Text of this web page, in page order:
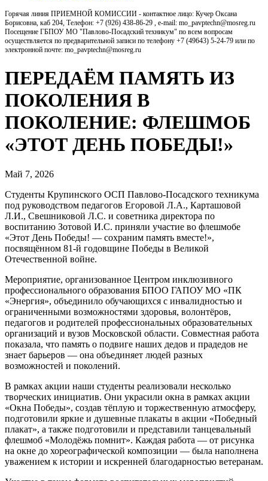
Горячая линия ПРИЕМНОЙ КОМИССИИ - контактное лицо: Кучер Оксана
Борисовна, каб 204, Телефон: +7 (926) 438-86-29 , e-mail: mo_pavptechn@mosreg.ru
Посещение ГБПОУ МО "Павлово-Посадский техникум" по всем вопросам
осуществляется по предварительной записи по телефону +7 (49643) 5-24-79 или по
электронной почте: mo_pavptechn@mosreg.ru
ПЕРЕДАЁМ ПАМЯТЬ ИЗ
ПОКОЛЕНИЯ В
ПОКОЛЕНИЕ: ФЛЕШМОБ
«ЭТОТ ДЕНЬ ПОБЕДЫ!»
Май 7, 2026
Студенты Крупинского ОСП Павлово‑Посадского техникума
под руководством педагогов Егоровой Л.А., Карташовой
Л.И., Свешниковой Л.С. и советника директора по
воспитанию Зотовой И.С. приняли участие во флешмобе
«Этот День Победы! — сохраним память вместе!»,
посвящённом 81-й годовщине Победы в Великой
Отечественной войне.
Мероприятие, организованное Центром инклюзивного
профессионального образования БПОО ГАПОУ МО «ПК
«Энергия», объединило обучающихся с инвалидностью и
ограниченными возможностями здоровья, волонтёров,
педагогов и родителей профессиональных образовательных
организаций и вузов Московской области. Совместная работа
показала, что память о подвиге наших дедов и прадедов не
знает барьеров — она объединяет людей разных
возможностей и поколений.
В рамках акции наши студенты реализовали несколько
творческих инициатив. Они украсили окна в рамках акции
«Окна Победы», создав тёплую и торжественную атмосферу,
подготовили яркие и душевные плакаты в акции «Победный
плакат», а также подготовили и представили танцевальный
флешмоб «Молодёжь помнит». Каждая работа — от рисунка
на окне до хореографической композиции — была наполнена
уважением к истории и искренней благодарностью ветеранам.